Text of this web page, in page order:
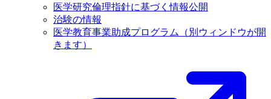
医学研究倫理指針に基づく情報公開
治験の情報
医学教育事業助成プログラム
（別ウィンドウが開
きます）